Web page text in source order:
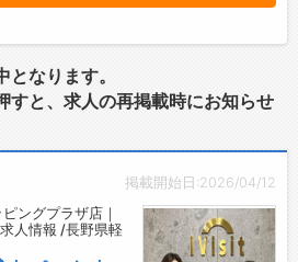
いことや確認事項も相談しやすい環
綺麗なお部屋で、お客様が快適に過
を感じられます♪
掃チェッカーの経験を活かしたい方
動をしたい方
なります。
すと、求人の再掲載時にお知らせ
掲載開始日:2026/04/12
ングプラザ店｜
人情報 /長野県軽